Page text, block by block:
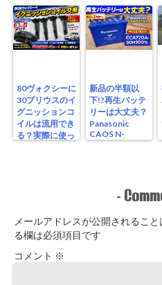
80ヴォクシーに
30プリウスのイ
グニッションコ
イルは流用でき
る？実際に使っ
新品の半額以
下!?再生バッテ
リーは大丈夫？
Panasonic
CAOS N-
S115/A4を実測
-
メールアドレスが公開されること
る欄は必須項目です
コメント ※